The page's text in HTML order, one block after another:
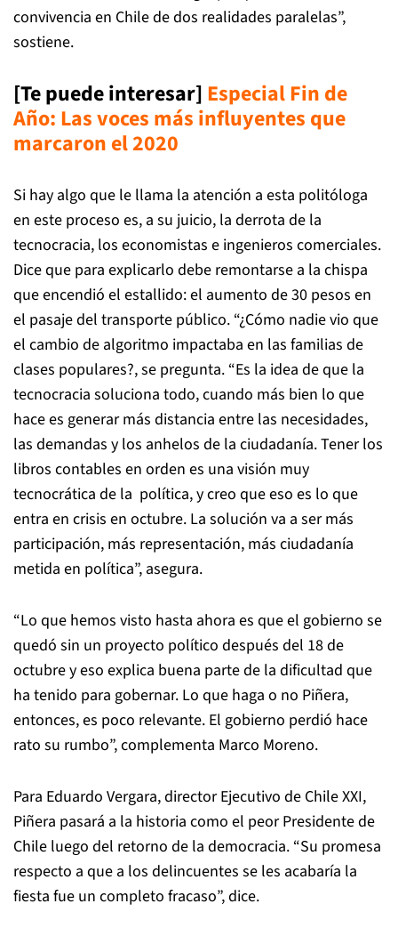
convivencia en Chile de dos realidades paralelas”,
sostiene.
[Te puede interesar] Especial Fin de
Año: Las voces más influyentes que
marcaron el 2020
Si hay algo que le llama la atención a esta politóloga
en este proceso es, a su juicio, la derrota de la
tecnocracia, los economistas e ingenieros comerciales.
Dice que para explicarlo debe remontarse a la chispa
que encendió el estallido: el aumento de 30 pesos en
el pasaje del transporte público. “¿Cómo nadie vio que
el cambio de algoritmo impactaba en las familias de
clases populares?, se pregunta. “Es la idea de que la
tecnocracia soluciona todo, cuando más bien lo que
hace es generar más distancia entre las necesidades,
las demandas y los anhelos de la ciudadanía. Tener los
libros contables en orden es una visión muy
tecnocrática de la política, y creo que eso es lo que
entra en crisis en octubre. La solución va a ser más
participación, más representación, más ciudadanía
metida en política”, asegura.
“Lo que hemos visto hasta ahora es que el gobierno se
quedó sin un proyecto político después del 18 de
octubre y eso explica buena parte de la dificultad que
ha tenido para gobernar. Lo que haga o no Piñera,
entonces, es poco relevante. El gobierno perdió hace
rato su rumbo”, complementa Marco Moreno.
Para Eduardo Vergara, director Ejecutivo de Chile XXI,
Piñera pasará a la historia como el peor Presidente de
Chile luego del retorno de la democracia. “Su promesa
respecto a que a los delincuentes se les acabaría la
fiesta fue un completo fracaso”, dice.